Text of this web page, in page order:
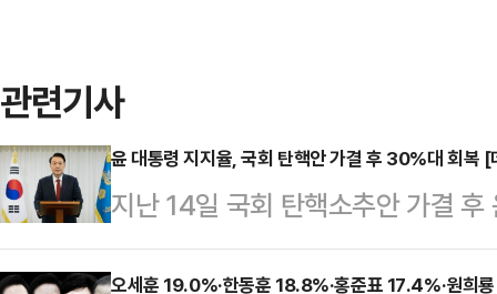
관련기사
윤 대통령 지지율, 국회 탄핵안 가결 후 30%대 회복
지난 14일 국회 탄핵소추안 가결
반 상승했다. 여야의 극단적 대립
오세훈 19.0%·한동훈 18.8%·홍준표 17.4%·원